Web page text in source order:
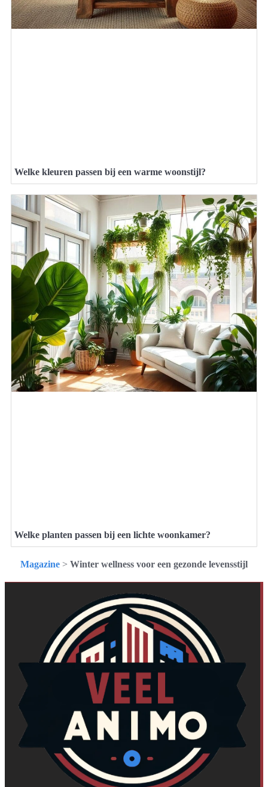
Welke kleuren passen bij een warme woonstijl?
Welke planten passen bij een lichte woonkamer?
Magazine > Winter wellness voor een gezonde levensstijl